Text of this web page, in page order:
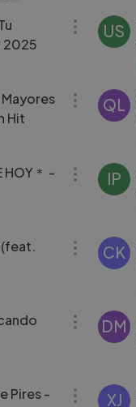
2025
US
Mayores
Hit
QL
HOY＊ -
IP
(feat.
CK
- Bu$cando DM
Pires -
XJ